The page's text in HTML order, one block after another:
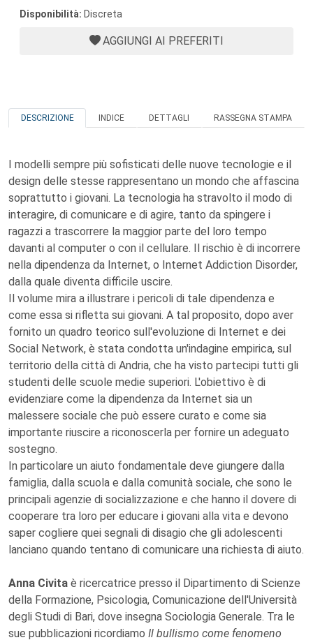
Disponibilità: Discreta
AGGIUNGI AI PREFERITI
DESCRIZIONE INDICE DETTAGLI RASSEGNA STAMPA
I modelli sempre più sofisticati delle nuove tecnologie e il
design delle stesse rappresentano un mondo che affascina
soprattutto i giovani. La tecnologia ha stravolto il modo di
interagire, di comunicare e di agire, tanto da spingere i
ragazzi a trascorrere la maggior parte del loro tempo
davanti al computer o con il cellulare. Il rischio è di incorrere
nella dipendenza da Internet, o Internet Addiction Disorder,
dalla quale diventa difficile uscire.
Il volume mira a illustrare i pericoli di tale dipendenza e
come essa si rifletta sui giovani. A tal proposito, dopo aver
fornito un quadro teorico sull'evoluzione di Internet e dei
Social Network, è stata condotta un'indagine empirica, sul
territorio della città di Andria, che ha visto partecipi tutti gli
studenti delle scuole medie superiori. L'obiettivo è di
evidenziare come la dipendenza da Internet sia un
malessere sociale che può essere curato e come sia
importante riuscire a riconoscerla per fornire un adeguato
sostegno.
In particolare un aiuto fondamentale deve giungere dalla
famiglia, dalla scuola e dalla comunità sociale, che sono le
principali agenzie di socializzazione e che hanno il dovere di
cooperare tra loro per educare i giovani alla vita e devono
saper cogliere quei segnali di disagio che gli adolescenti
lanciano quando tentano di comunicare una richiesta di aiuto.
Anna Civita è ricercatrice presso il Dipartimento di Scienze
della Formazione, Psicologia, Comunicazione dell'Università
degli Studi di Bari, dove insegna Sociologia Generale. Tra le
sue pubblicazioni ricordiamo Il bullismo come fenomeno